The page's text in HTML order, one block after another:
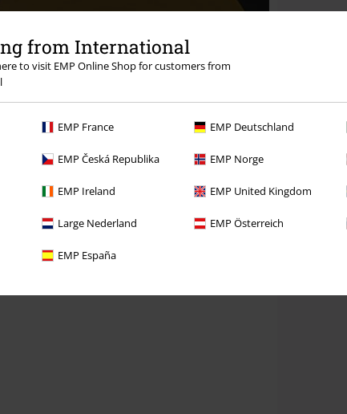
from International
to visit EMP Online Shop for customers from
EMP France EMP Deutschland
EMP Česká Republika EMP Norge
EMP Ireland EMP United Kingdom
Large Nederland EMP Österreich
EMP España